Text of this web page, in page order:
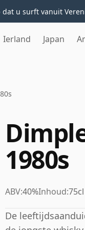
u surft vanuit
Ierland Japan
1980s
ABV:40%Inhoud:75cl
De